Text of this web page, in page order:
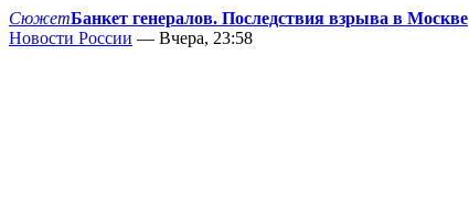
СюжетБанкет генералов. Последствия взрыва в Москве
Новости России — Вчера, 23:58